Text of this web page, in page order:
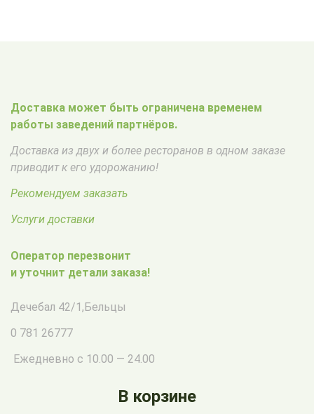
Доставка может быть ограничена временем
работы заведений партнёров.
Доставка из двух и более ресторанов в одном заказе
приводит к его удорожанию!
Рекомендуем заказать
Услуги доставки
Оператор перезвонит
и уточнит детали заказа!
Дечебал 42/1,Бельцы
0 781 26777
Ежедневно с 10.00 — 24.00
В корзине